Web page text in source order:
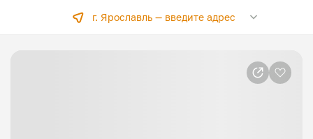
г. Ярославль —введите адрес